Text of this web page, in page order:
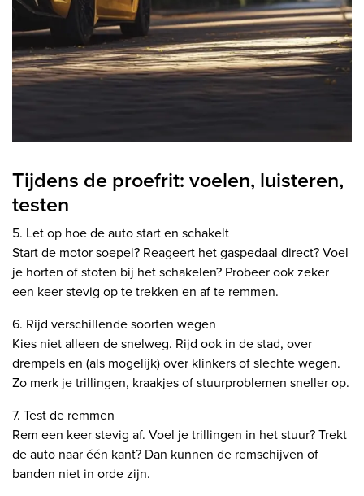
Tijdens de proefrit: voelen, luisteren,
testen
5. Let op hoe de auto start en schakelt
Start de motor soepel? Reageert het gaspedaal direct? Voel
je horten of stoten bij het schakelen? Probeer ook zeker
een keer stevig op te trekken en af te remmen.
6. Rijd verschillende soorten wegen
Kies niet alleen de snelweg. Rijd ook in de stad, over
drempels en (als mogelijk) over klinkers of slechte wegen.
Zo merk je trillingen, kraakjes of stuurproblemen sneller op.
7. Test de remmen
Rem een keer stevig af. Voel je trillingen in het stuur? Trekt
de auto naar één kant? Dan kunnen de remschijven of
banden niet in orde zijn.